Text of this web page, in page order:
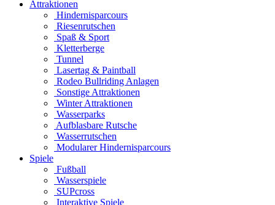
Attraktionen
Hindernisparcours
Riesenrutschen
Spaß & Sport
Kletterberge
Tunnel
Lasertag & Paintball
Rodeo Bullriding Anlagen
Sonstige Attraktionen
Winter Attraktionen
Wasserparks
Aufblasbare Rutsche
Wasserrutschen
Modularer Hindernisparcours
Spiele
Fußball
Wasserspiele
SUPcross
Interaktive Spiele